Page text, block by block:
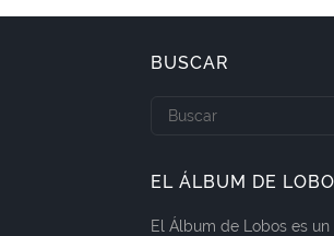
BUSCAR
EL ÁLBUM DE
El Álbum de Lobos es